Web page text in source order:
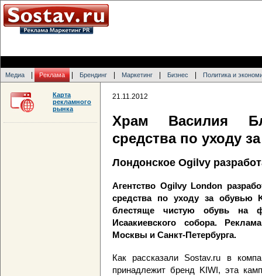
Медиа Реклама Брендинг Маркетинг Бизнес Политика и
21.11.2012
Храм Василия
средства по уходу
Лондонское Ogilvy
Агентство Ogilvy London
средства по уходу за обувью
блестяще чистую обувь на
Исаакиевского собора.
Москвы и Санкт-Петербурга.
Как рассказали Sostav.ru в
принадлежит бренд KIWI, эта
Карта
рекламного
рынка